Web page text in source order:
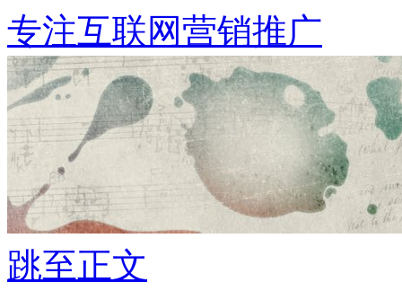
专注互联网营销推广
跳至正文